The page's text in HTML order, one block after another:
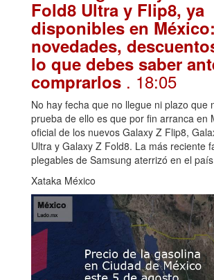
Fold8 Ultra y Flip8, ya
disponibles en México:
novedades,
lo que debes saber
comprarlos . 18:05
No hay fecha que no llegue ni plazo que
prueba de ello es que por fin arranca en
oficial de los nuevos Galaxy Z Flip8,
Ultra y Galaxy Z Fold8. La más reciente
plegables de Samsung aterrizó en el
Xataka México